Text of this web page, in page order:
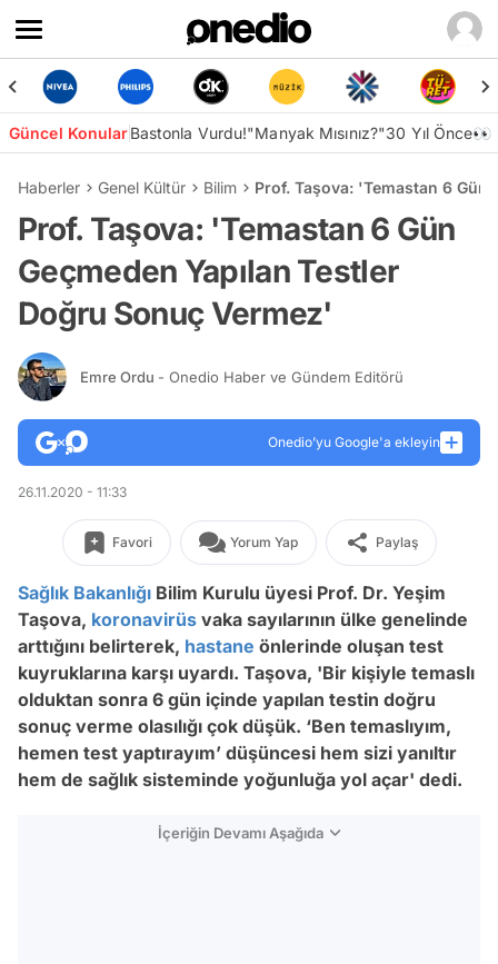
Güncel KonularBastonla Vurdu!"Manyak Mısınız?"30 Yıl Önce👀
Haberler Genel Kültür Bilim Prof. Taşova: 'Temastan 6 Gün
Prof. Taşova: 'Temastan 6 Gün
Geçmeden Yapılan Testler
Doğru Sonuç Vermez'
Emre Ordu - Onedio Haber ve Gündem Editörü
Onedio’yu Google'a ekleyin
26.11.2020 - 11:33
Favori Yorum Yap Paylaş
Sağlık Bakanlığı Bilim Kurulu üyesi Prof. Dr. Yeşim
Taşova, koronavirüs vaka sayılarının ülke genelinde
arttığını belirterek, hastane önlerinde oluşan test
kuyruklarına karşı uyardı. Taşova, 'Bir kişiyle temaslı
olduktan sonra 6 gün içinde yapılan testin doğru
sonuç verme olasılığı çok düşük. ‘Ben temaslıyım,
hemen test yaptırayım’ düşüncesi hem sizi yanıltır
hem de sağlık sisteminde yoğunluğa yol açar' dedi.
İçeriğin Devamı Aşağıda